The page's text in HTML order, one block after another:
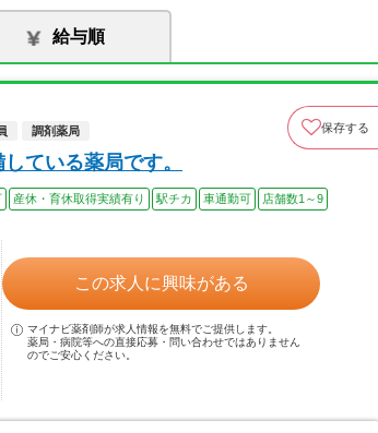
給与順
調剤薬局 保存する
ている薬局です。
産休・育休取得実績有り 駅チカ 車通勤可
店舗数1～9
この求人に興味がある
マイナビ薬剤師が求人情報を無料でご提供します。
薬局・病院等への直接応募・問い合わせではありません
のでご安心ください。